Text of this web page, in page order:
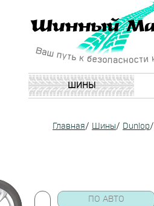
ШИНЫ
Главная/ Шины/ Dunlop/
ПО АВТО